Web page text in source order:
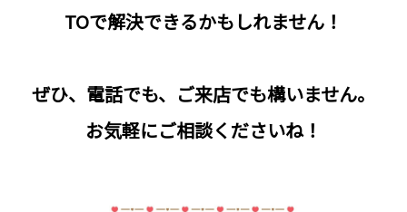
TOで解決できるかもしれません！
ぜひ、電話でも、ご来店でも構いません。
お気軽にご相談くださいね！